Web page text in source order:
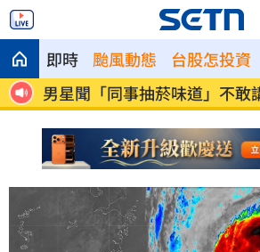
即時 颱風動態 台股怎投資
迷
【迪士尼】Q3亮眼 幕後推手